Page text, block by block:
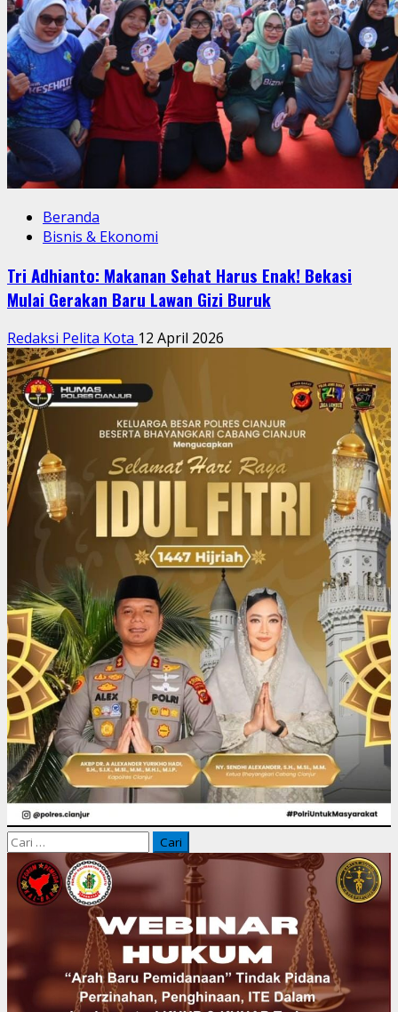
Beranda
Bisnis & Ekonomi
Tri Adhianto: Makanan Sehat Harus Enak! Bekasi
Mulai Gerakan Baru Lawan Gizi Buruk
Redaksi Pelita Kota 12 April 2026
Cari
untuk: